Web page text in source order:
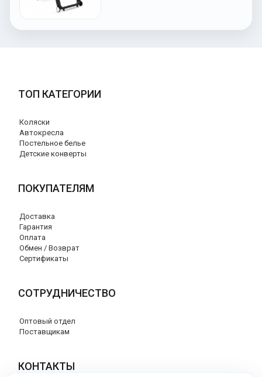
ТОП КАТЕГОРИИ
Коляски
Автокресла
Постельное белье
Детские конверты
ПОКУПАТЕЛЯМ
Доставка
Гарантия
Оплата
Обмен / Возврат
Сертификаты
СОТРУДНИЧЕСТВО
Оптовый отдел
Поставщикам
КОНТАКТЫ